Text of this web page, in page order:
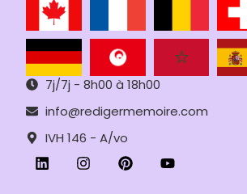
7j/7j - 8h00 à 18h00
info@redigermemoire.com
IVH 146 - A/vo